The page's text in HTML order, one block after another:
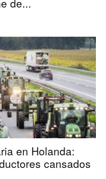
de...
en Holanda:
cansados